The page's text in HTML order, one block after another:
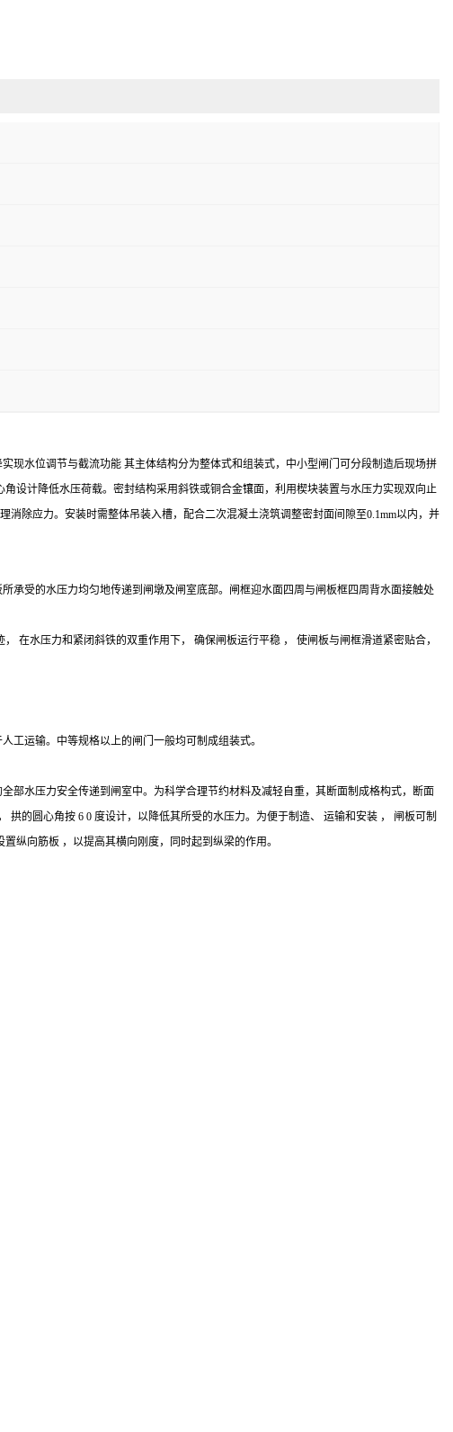
现水位调节与截流功能 其主体结构分为整体式和组装式，中小型闸门可分段制造后现场拼
设计降低水压荷载。密封结构采用斜铁或铜合金镶面，利用楔块装置与水压力实现双向止
消除应力。安装时需整体吊装入槽，配合二次混凝土浇筑调整密封面间隙至0.1mm以内，并
承受的水压力均匀地传递到闸墩及闸室底部。闸框迎水面四周与闸板框四周背水面接触处
在水压力和紧闭斜铁的双重作用下， 确保闸板运行平稳 ， 使闸板与闸框滑道紧密贴合，
工运输。中等规格以上的闸门一般均可制成组装式。
部水压力安全传递到闸室中。为科学合理节约材料及减轻自重，其断面制成格构式，断面
的圆心角按 6 0 度设计，以降低其所受的水压力。为便于制造、 运输和安装 ， 闸板可制
纵向筋板 ，以提高其横向刚度，同时起到纵梁的作用。